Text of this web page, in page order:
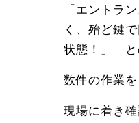
「エントラ
く、殆ど鍵
状態！」 と
数件の作業
現場に着き